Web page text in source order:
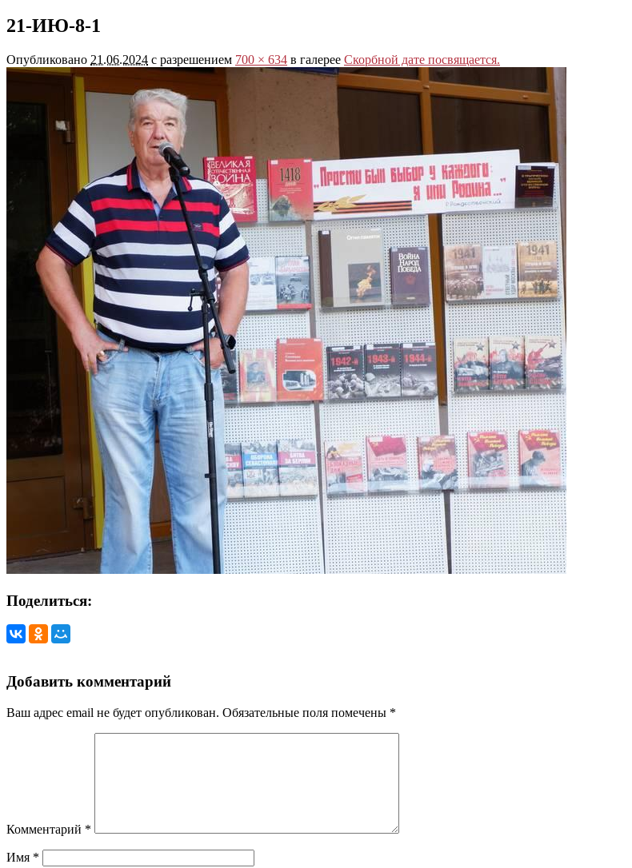
21-ИЮ-8-1
Опубликовано 21.06.2024 с разрешением 700 × 634 в галерее Скорбной дате посвящается.
Поделиться:
Добавить комментарий
Ваш адрес email не будет опубликован. Обязательные поля помечены *
Комментарий *
Имя *